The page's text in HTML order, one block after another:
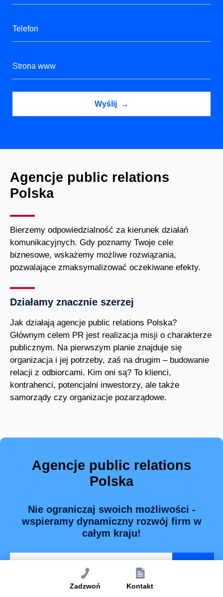
Agencje public relations
Polska
Bierzemy odpowiedzialność za kierunek działań
komunikacyjnych. Gdy poznamy Twoje cele
biznesowe, wskażemy możliwe rozwiązania,
pozwalające zmaksymalizować oczekiwane efekty.
Działamy znacznie szerzej
Jak działają agencje public relations Polska?
Głównym celem PR jest realizacja misji o charakterze
publicznym. Na pierwszym planie znajduje się
organizacja i jej potrzeby, zaś na drugim – budowanie
relacji z odbiorcami. Kim oni są? To klienci,
kontrahenci, potencjalni inwestorzy, ale także
samorządy czy organizacje pozarządowe.
Agencje public relations
Polska
Nie ograniczaj swoich możliwości -
wspieramy dynamiczny rozwój firm w
całym kraju!
Zadzwoń Kontakt